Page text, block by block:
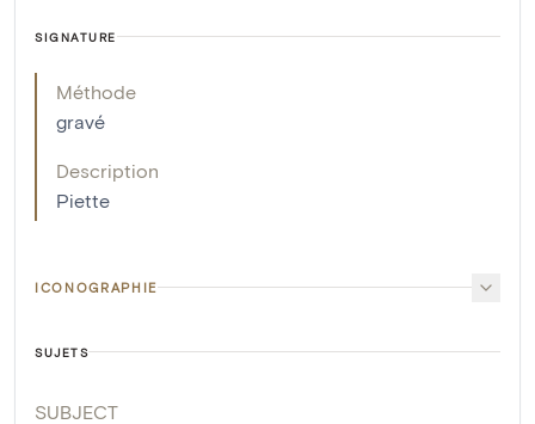
SIGNATURE
Méthode
gravé
Description
Piette
ICONOGRAPHIE
SUJETS
SUBJECT